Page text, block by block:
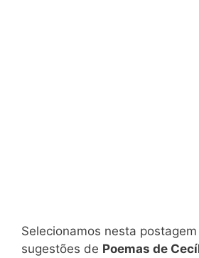
Selecionamos nesta
sugestões de Poemas de